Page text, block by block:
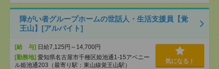
障がい者グループホームの世話人・生活支援員【覚
王山】[アルバイト]
[給 与] 日給7,125円～14,700円
[勤務地] 愛知県名古屋市千種区姫池通1-15アベニー
ル姫池通203（最寄り駅：東山線覚王山駅）
気になる！